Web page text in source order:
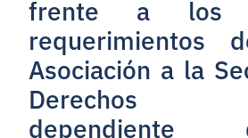
frente a los
requerimientos
Asociación a la
Derechos